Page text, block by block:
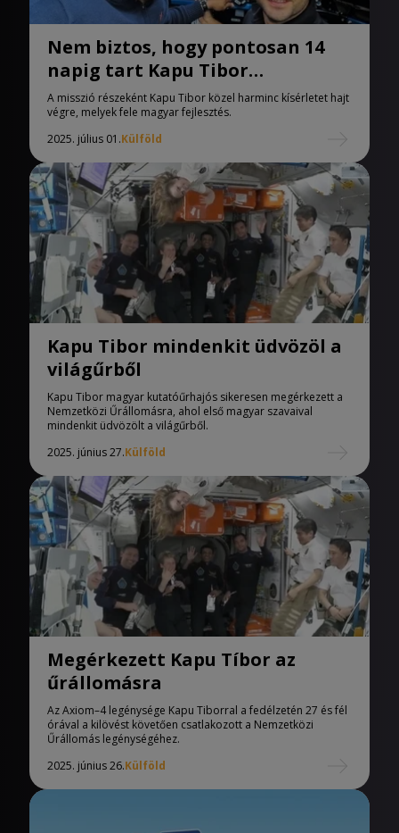
Nem biztos, hogy pontosan 14
napig tart Kapu Tibor
űrmissziója
A misszió részeként Kapu Tibor közel harminc kísérletet hajt
végre, melyek fele magyar fejlesztés.
2025. július 01.Külföld
Kapu Tibor mindenkit üdvözöl a
világűrből
Kapu Tibor magyar kutatóűrhajós sikeresen megérkezett a
Nemzetközi Űrállomásra, ahol első magyar szavaival
mindenkit üdvözölt a világűrből.
2025. június 27.Külföld
Megérkezett Kapu Tíbor az
űrállomásra
Az Axiom–4 legénysége Kapu Tiborral a fedélzetén 27 és fél
órával a kilövést követően csatlakozott a Nemzetközi
Űrállomás legénységéhez.
2025. június 26.Külföld